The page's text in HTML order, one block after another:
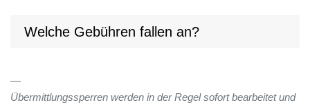
Welche Gebühren fallen an?
Übermittlungssperren werden in der Regel sofort bearbeitet und